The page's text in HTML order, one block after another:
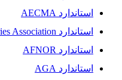
استاندارد AECMA
استاندارد Aerospace Industries Association
استاندارد AFNOR
استاندارد AGA